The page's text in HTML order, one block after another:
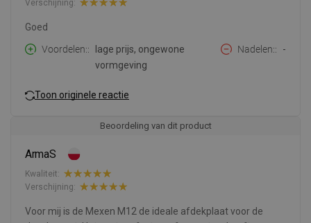
Verschijning:
Goed
Voordelen:
lage prijs, ongewone
vormgeving
Nadelen: -
Toon originele reactie
Beoordeling van dit product
ArmaS
Kwaliteit:
Verschijning:
Voor mij is de Mexen M12 de ideale afdekplaat voor de